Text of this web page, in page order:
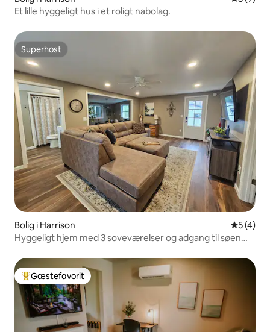
Et lille hyggeligt hus i et roligt nabolag.
Superhost
Superhost
Bolig i Harrison 5 ud af 5
5 (4)
Hyggeligt hjem med 3 soveværelser og adgang til søen
Bedste gæstefavorit
Gæstefavorit